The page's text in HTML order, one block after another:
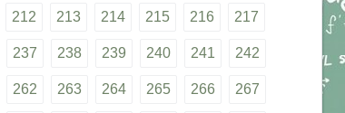
212 213 214 215 216 217
237 238 239 240 241 242
262 263 264 265 266 267